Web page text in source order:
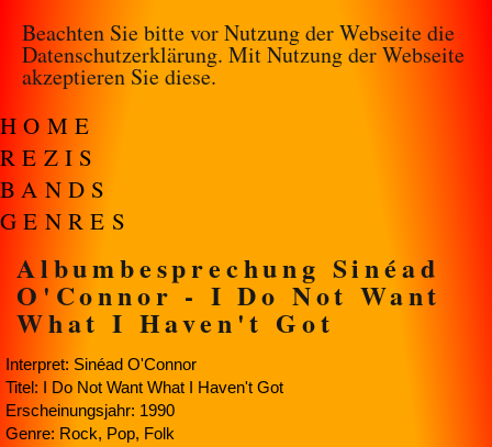
Beachten Sie bitte vor Nutzung der Webseite die
Datenschutzerklärung. Mit Nutzung der Webseite
akzeptieren Sie diese.
HOME
REZIS
BANDS
GENRES
Albumbesprechung Sinéad
O'Connor - I Do Not Want
What I Haven't Got
Interpret: Sinéad O'Connor
Titel: I Do Not Want What I Haven't Got
Erscheinungsjahr: 1990
Genre: Rock, Pop, Folk